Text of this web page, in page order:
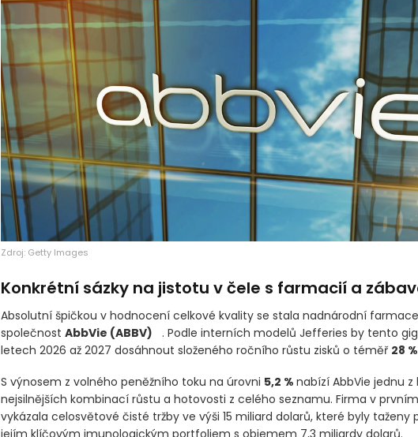
Zdroj: Getty Images
Konkrétní sázky na jistotu v čele s farmacií a
Absolutní špičkou v hodnocení celkové kvality se stala nadnárodní
společnost AbbVie (ABBV)
. Podle interních modelů Jefferies by tento
letech 2026 až 2027 dosáhnout složeného ročního růstu zisků o téměř 28 %
S výnosem z volného peněžního toku na úrovni 5,2 % nabízí AbbVie jednu z
nejsilnějších kombinací růstu a hotovosti z celého seznamu. Firma v
vykázala celosvětové čisté tržby ve výši 15 miliard dolarů, které byly taženy
jejím klíčovým imunologickým portfoliem s objemem 7,3 miliardy dolarů.